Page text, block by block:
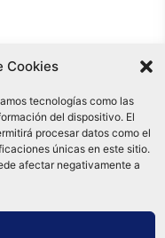
Cookies
tecnologías como las
del dispositivo. El
procesar datos como el
únicas en este sitio.
afectar negativamente a
SSL y operada bajo las